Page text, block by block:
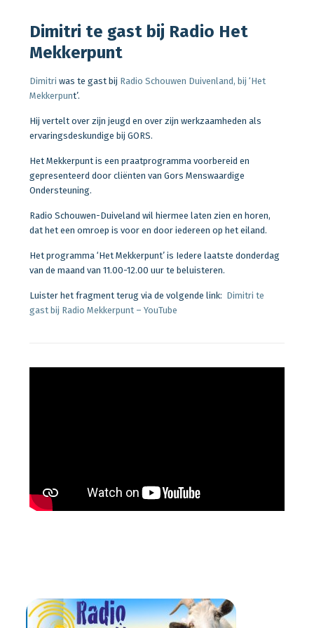
Dimitri te gast bij Radio Het
Mekkerpunt
Dimitri was te gast bij Radio Schouwen Duivenland, bij ‘Het
Mekkerpunt’.
Hij vertelt over zijn jeugd en over zijn werkzaamheden als
ervaringsdeskundige bij GORS.
Het Mekkerpunt is een praatprogramma voorbereid en
gepresenteerd door cliënten van Gors Menswaardige
Ondersteuning.
Radio Schouwen-Duiveland wil hiermee laten zien en horen,
dat het een omroep is voor en door iedereen op het eiland.
Het programma ‘Het Mekkerpunt’ is Iedere laatste donderdag
van de maand van 11.00-12.00 uur te beluisteren.
Luister het fragment terug via de volgende link: Dimitri te
gast bij Radio Mekkerpunt – YouTube